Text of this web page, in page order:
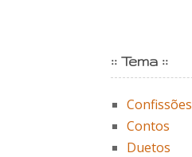
:: Tema ::
Confissões
Contos
Duetos